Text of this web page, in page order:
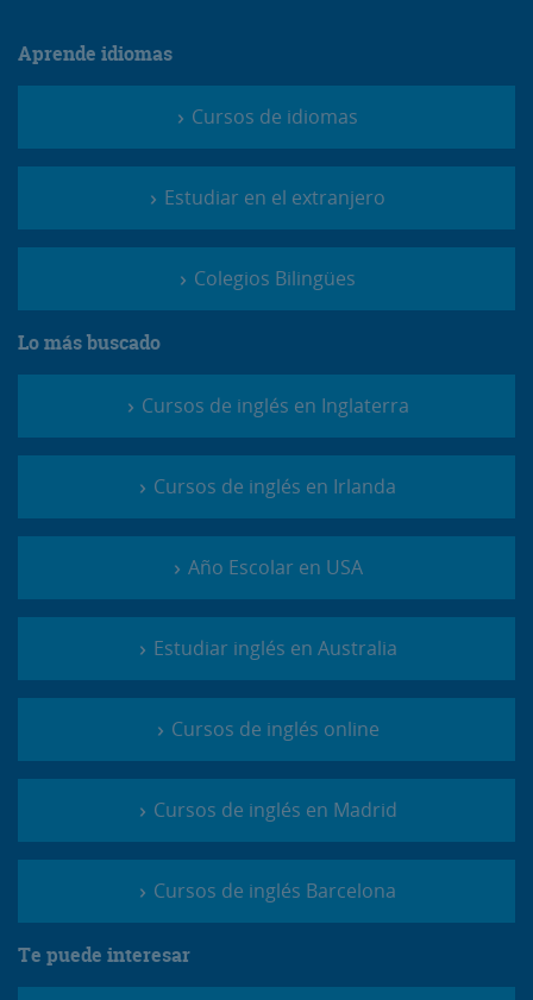
Aprende idiomas
Cursos de idiomas
Estudiar en el extranjero
Colegios Bilingües
Lo más buscado
Cursos de inglés en Inglaterra
Cursos de inglés en Irlanda
Año Escolar en USA
Estudiar inglés en Australia
Cursos de inglés online
Cursos de inglés en Madrid
Cursos de inglés Barcelona
Te puede interesar